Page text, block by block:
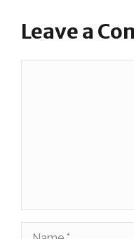
Leave a